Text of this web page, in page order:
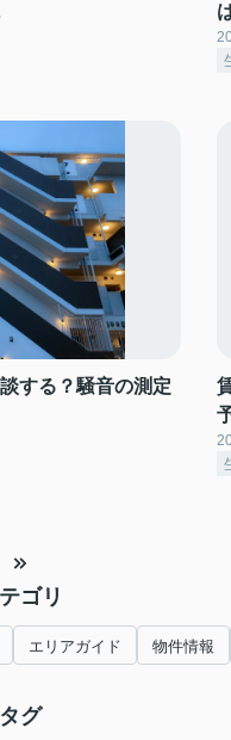
する？騒音の測定
ゴリ
エリアガイド 物件情報
グ